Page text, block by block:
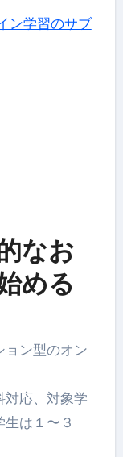
なお
める
ョン型のオン
対応、対象学
は１〜３